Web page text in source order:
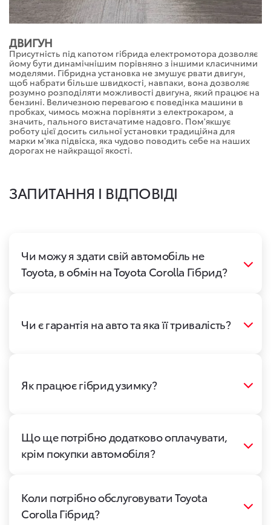
ДВИГУН
Присутність під капотом гібрида електромотора дозволяє
йому бути динамічнішим порівняно з іншими класичними
моделями. Гібридна установка не змушує рвати двигун,
щоб набрати більше швидкості, навпаки, вона дозволяє
розумно розподіляти можливості двигуна, який працює на
бензині. Величезною перевагою є поведінка машини в
пробках, чимось можна порівняти з електрокаром, а
значить, пального вистачатиме надовго. Пом'якшує
роботу цієї досить сильної установки традиційна для
марки м'яка підвіска, яка чудово поводить себе на наших
дорогах не найкращої якості.
ЗАПИТАННЯ І ВІДПОВІДІ
Чи можу я здати свій автомобіль не
Toyota, в обмін на Toyota Corolla Гібрид?
Чи є гарантія на авто та яка її тривалість?
Як працює гібрид узимку?
Що ще потрібно додатково оплачувати,
крім покупки автомобіля?
Коли потрібно обслуговувати Toyota
Corolla Гібрид?